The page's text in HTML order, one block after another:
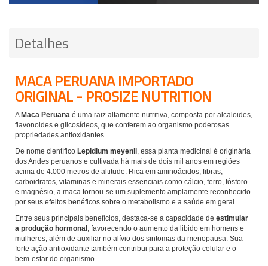
Detalhes
MACA PERUANA IMPORTADO
ORIGINAL - PROSIZE NUTRITION
AMaca Peruana é uma raiz altamente nutritiva, composta por alcaloides,
flavonoides e glicosídeos, que conferem ao organismo poderosas
propriedades antioxidantes.
De nome científico Lepidium meyenii , essa planta medicinal é originária
dos Andes peruanos e cultivada há mais de dois mil anos em regiões
acima de 4.000 metros de altitude. Rica em aminoácidos, fibras,
carboidratos, vitaminas e minerais essenciais como cálcio, ferro, fósforo
e magnésio, a maca tornou-se um suplemento amplamente reconhecido
por seus efeitos benéficos sobre o metabolismo e a saúde em geral.
Entre seus principais benefícios, destaca-se a capacidade de estimular
a produção hormonal , favorecendo o aumento da libido em homens e
mulheres, além de auxiliar no alívio dos sintomas da menopausa. Sua
forte ação antioxidante também contribui para a proteção celular e o
bem-estar do organismo.